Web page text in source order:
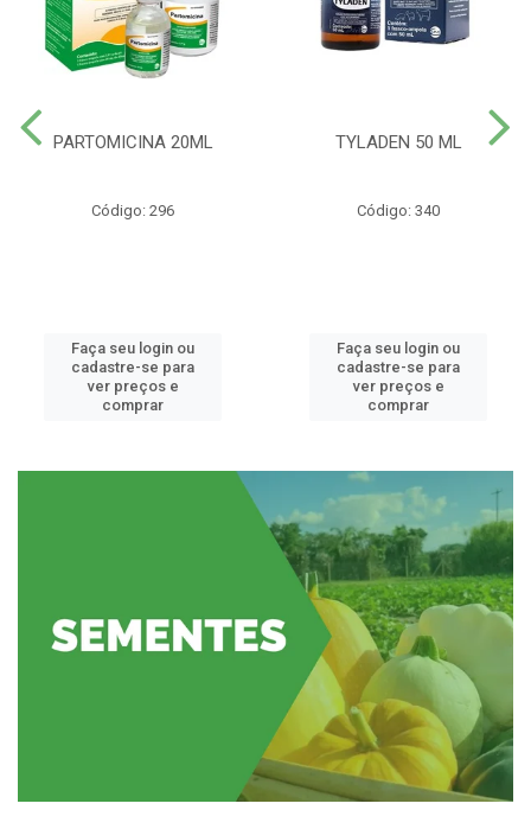
PARTOMICINA 20ML
Código: 296
Faça seu login ou
cadastre-se para
ver preços e
comprar
TYLADEN 50 ML
Código: 340
Faça seu login ou
cadastre-se para
ver preços e
comprar